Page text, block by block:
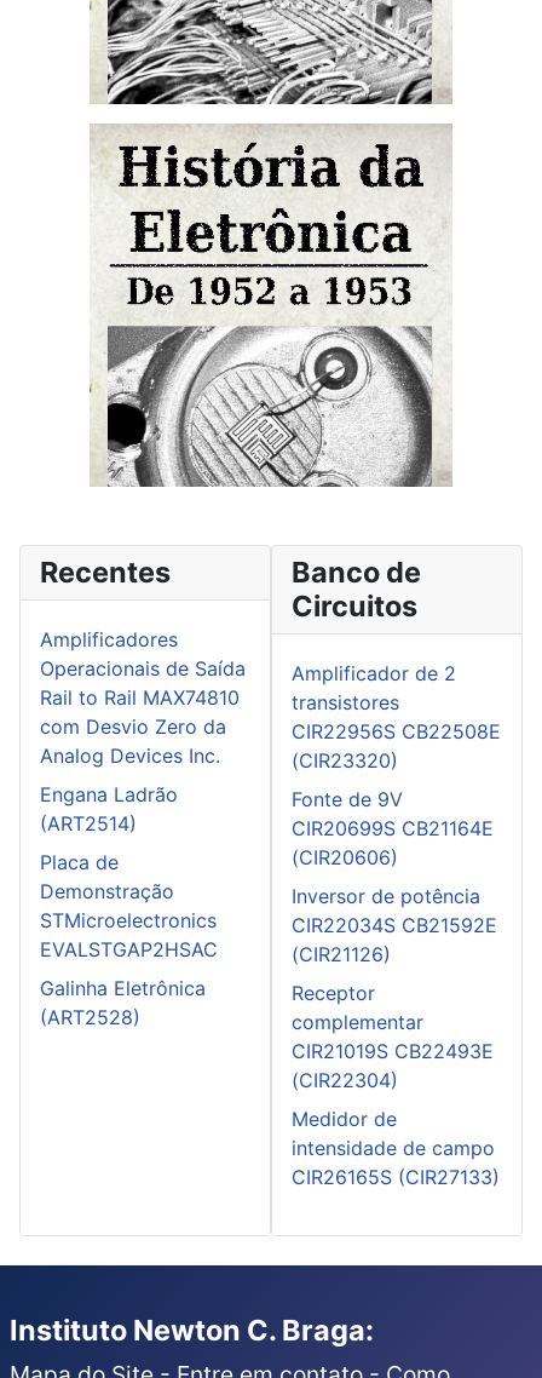
Recentes
Amplificadores
Operacionais de Saída
Rail to Rail MAX74810
com Desvio Zero da
Analog Devices Inc.
Engana Ladrão
(ART2514)
Placa de
Demonstração
STMicroelectronics
EVALSTGAP2HSAC
Galinha Eletrônica
(ART2528)
Banco de
Circuitos
Amplificador de 2
transistores
CIR22956S CB22508E
(CIR23320)
Fonte de 9V
CIR20699S CB21164E
(CIR20606)
Inversor de potência
CIR22034S CB21592E
(CIR21126)
Receptor
complementar
CIR21019S CB22493E
(CIR22304)
Medidor de
intensidade de campo
CIR26165S (CIR27133)
Instituto Newton C. Braga: